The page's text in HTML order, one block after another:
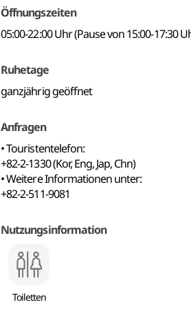
Öffnungszeiten
05:00-22:00 Uhr (Pause von 15:00-17:30
Ruhetage
ganzjährig geöffnet
Anfragen
• Touristentelefon:
+82-2-1330 (Kor, Eng, Jap, Chn)
• Weitere Informationen unter:
+82-2-511-9081
Nutzungsinformation
Toiletten